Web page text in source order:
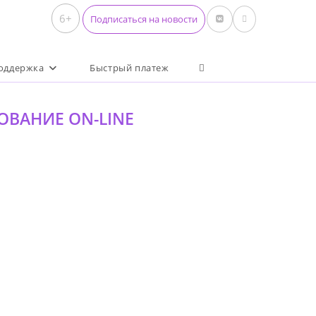
6+ Подписаться на новости
Быстрый платеж Переключить поиск по
ON-LINE